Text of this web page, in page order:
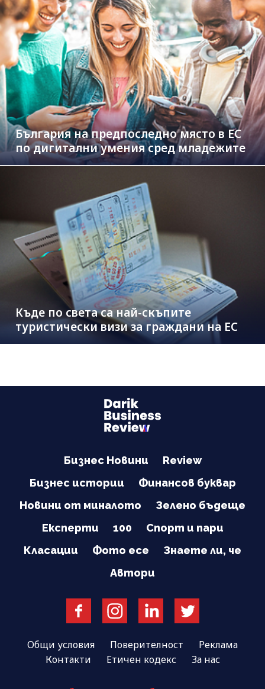
България на предпоследно място в ЕС
по дигитални умения сред младежите
Къде по света са най-скъпите
туристически визи за граждани на ЕС
Бизнес Новини
Review
Бизнес истории
Финансов буквар
Новини от миналото
Зелено бъдеще
Експерти
100
Спорт и пари
Класации
Фото есе
Знаете ли, че
Автори
Общи условия Поверителност
Реклама
Контакти
Етичен кодекс За нас